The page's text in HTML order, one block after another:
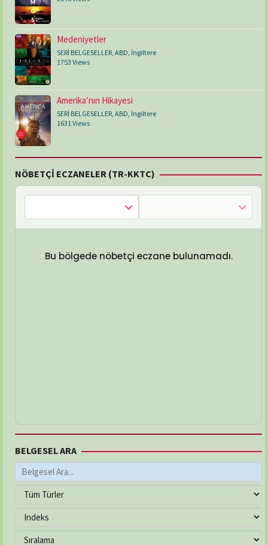
Medeniyetler
SERİ BELGESELLER ABD İngiltere
1753 Views
Amerika’nın Hikayesi
SERİ BELGESELLER ABD İngiltere
1631 Views
NÖBETÇİ ECZANELER (TR-KKTC)
Bu bölgede nöbetçi eczane bulunamadı.
BELGESEL ARA